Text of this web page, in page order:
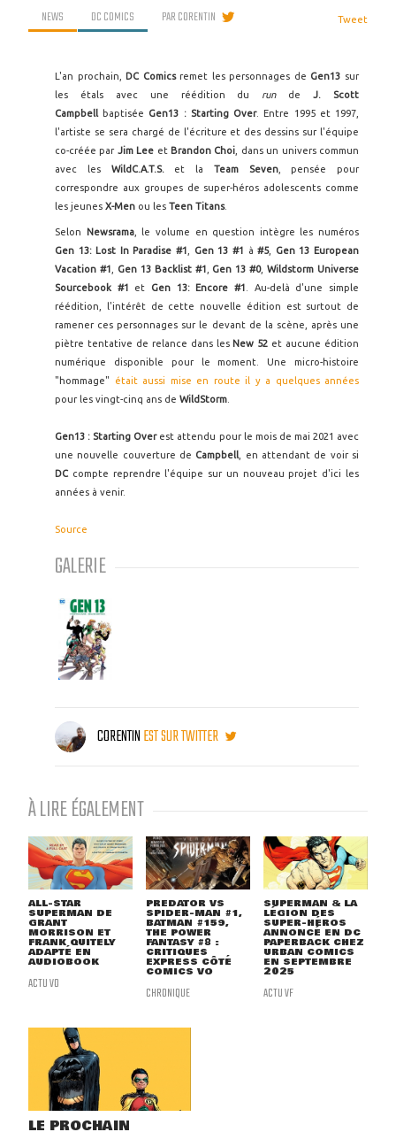
NEWS DC COMICS PARCORENTIN Tweet
L'an prochain, DC Comicsremet les personnages de Gen13 sur
les étals avec une réédition du rundeJ. Scott
Campbell baptisée Gen13 : Starting Over. Entre 1995 et 1997,
l'artiste se sera chargé de l'écriture et des dessins sur l'équipe
co-créée par Jim Lee et Brandon Choi , dans un univers commun
avec les WildC.A.T.S. et la Team Seven, pensée pour
correspondre aux groupes de super-héros adolescents comme
les jeunes X-Men ou les Teen Titans.
Selon Newsrama, le volume en question intègre les numéros
Gen 13: Lost In Paradise #1
Gen 13 #1 à#5,
Gen 13 European
Vacation #1
Gen 13 Backlist #1 Gen 13 #0,Wildstorm Universe
Sourcebook #1 et Gen 13: Encore #1 . Au-delà d'une simple
réédition, l'intérêt de cette nouvelle édition est surtout de
ramener ces personnages sur le devant de la scène, après une
piètre tentative de relance dans les New 52 et aucune édition
numérique disponible pour le moment. Une micro-histoire
"hommage"
était aussi mise en route il y a quelques années
pour les vingt-cinq ans de WildStorm
Gen13 : Starting Overest attendu pour le mois de mai 2021 avec
une nouvelle couverture de Campbell , en attendant de voir si
DC compte reprendre l'équipe sur un nouveau projet d'ici les
années à venir.
Source
GALERIE
CORENTINEST SUR TWITTER
À LIRE ÉGALEMENT
ALL-STAR
SUPERMAN DE
GRANT
MORRISON ET
FRANK QUITELY
ADAPTÉ EN
AUDIOBOOK
ACTU VO
PREDATOR VS
SPIDER-MAN #1,
BATMAN #159,
THE POWER
FANTASY #8 :
CRITIQUES
EXPRESS CÔTÉ
COMICS VO
CHRONIQUE
SUPERMAN & LA
LÉGION DES
SUPER-HÉROS
ANNONCÉ EN DC
PAPERBACK CHEZ
URBAN COMICS
EN SEPTEMBRE
2025
ACTU VF
LE PROCHAIN